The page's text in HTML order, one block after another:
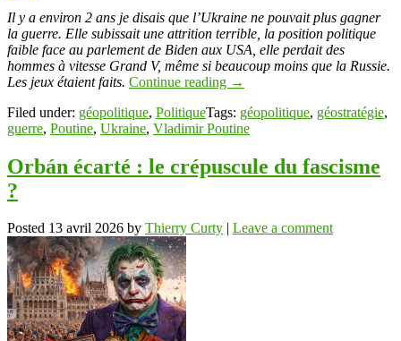
Link
Partager
Il y a environ 2 ans je disais que l’Ukraine ne pouvait plus gagner
la guerre. Elle subissait une attrition terrible, la position politique
faible face au parlement de Biden aux USA, elle perdait des
hommes à vitesse Grand V, même si beaucoup moins que la Russie.
Les jeux étaient faits. Continue reading →
Filed under: géopolitique, PolitiqueTags: géopolitique, géostratégie,
guerre, Poutine, Ukraine, Vladimir Poutine
Orbán écarté : le crépuscule du fascisme
?
Posted 13 avril 2026 by Thierry Curty Leave a comment